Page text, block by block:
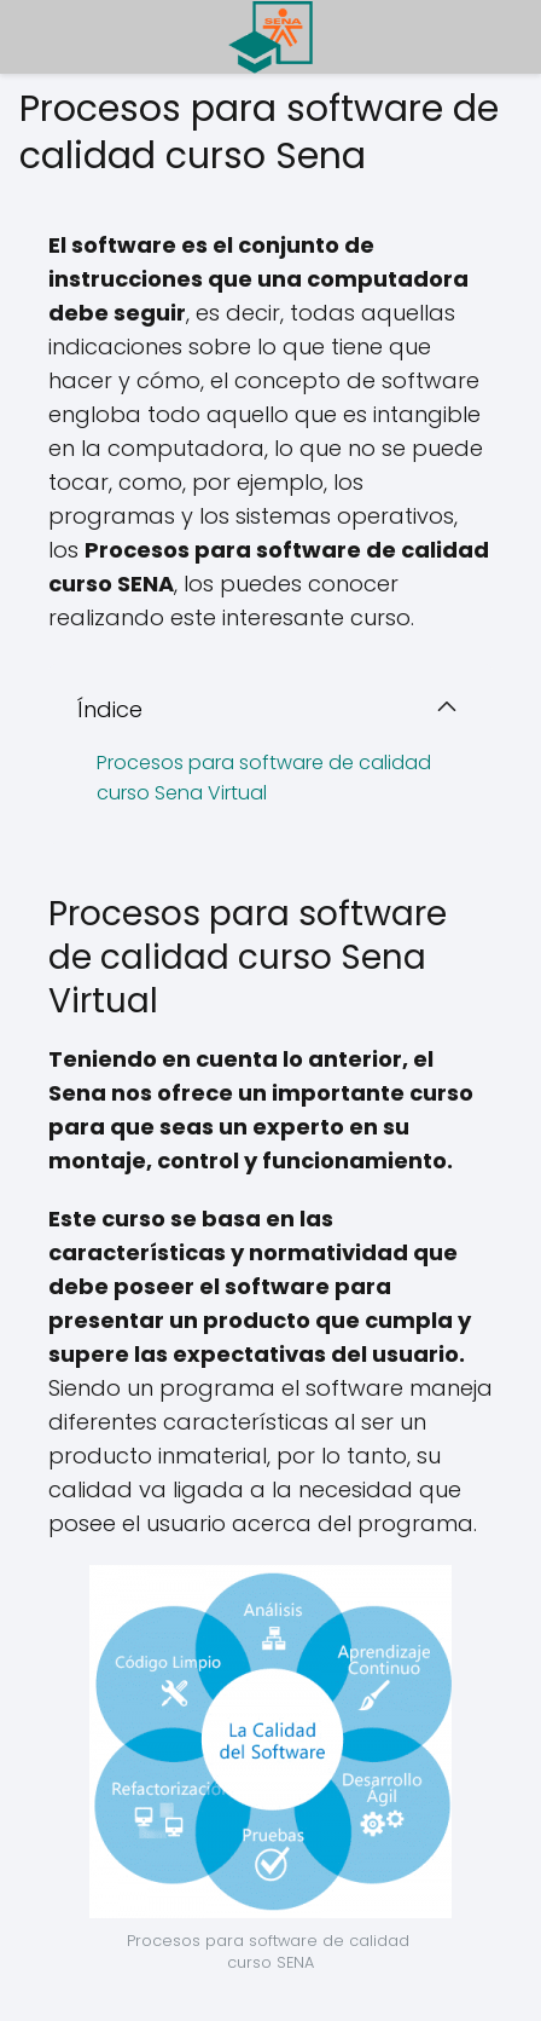
Procesos para software de
calidad curso Sena
El software es el conjunto de
instrucciones que una computadora
debe seguir, es decir, todas aquellas
indicaciones sobre lo que tiene que
hacer y cómo, el concepto de software
engloba todo aquello que es intangible
en la computadora, lo que no se puede
tocar, como, por ejemplo, los
programas y los sistemas operativos,
los Procesos para software de calidad
curso SENA, los puedes conocer
realizando este interesante curso.
Índice
Procesos para software de calidad
curso Sena Virtual
Procesos para software
de calidad curso Sena
Virtual
Teniendo en cuenta lo anterior, el
Sena nos ofrece un importante curso
para que seas un experto en su
montaje, control y funcionamiento.
Este curso se basa en las
características y normatividad que
debe poseer el software para
presentar un producto que cumpla y
supere las expectativas del usuario.
Siendo un programa el software maneja
diferentes características al ser un
producto inmaterial, por lo tanto, su
calidad va ligada a la necesidad que
posee el usuario acerca del programa.
Procesos para software de calidad
curso SENA